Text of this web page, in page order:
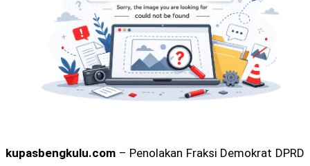
kupasbengkulu.com – Penolakan Fraksi Demokrat DPRD